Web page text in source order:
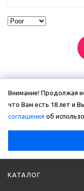
Внимание! Продолжая
что Вам есть 18 лет и
соглашения об
КАТАЛОГ